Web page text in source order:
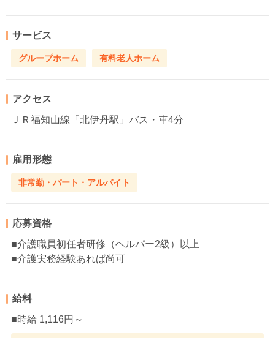
サービス
グループホーム 有料老人ホーム
アクセス
ＪＲ福知山線「北伊丹駅」バス・車4分
雇用形態
非常勤・パート・アルバイト
応募資格
■介護職員初任者研修（ヘルパー2級）以上
■介護実務経験あれば尚可
給料
■時給 1,116円～